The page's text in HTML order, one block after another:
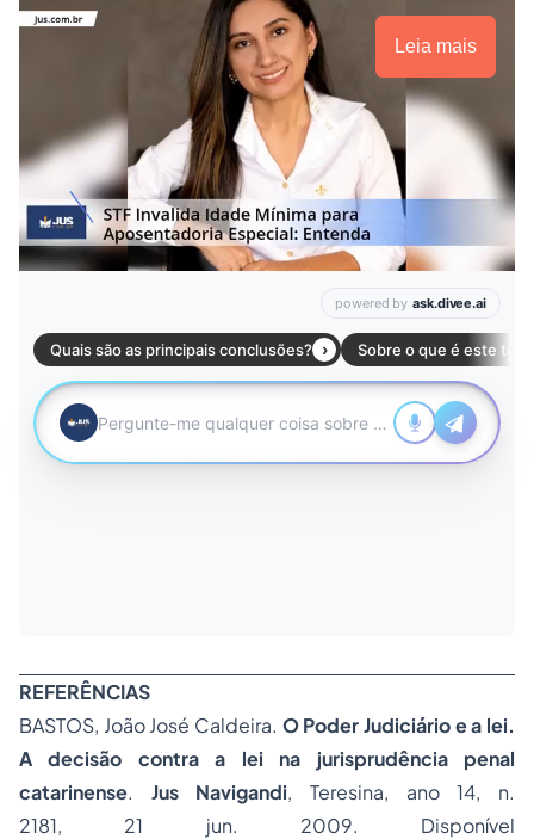
Leia mais
REFERÊNCIAS
BASTOS, João José Caldeira. O Poder Judiciário e a lei.
A decisão contra a lei na jurisprudência penal
catarinense. Jus Navigandi, Teresina, ano 14, n.
2181, 21 jun. 2009. Disponível